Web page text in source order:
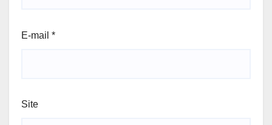
E-mail *
Site